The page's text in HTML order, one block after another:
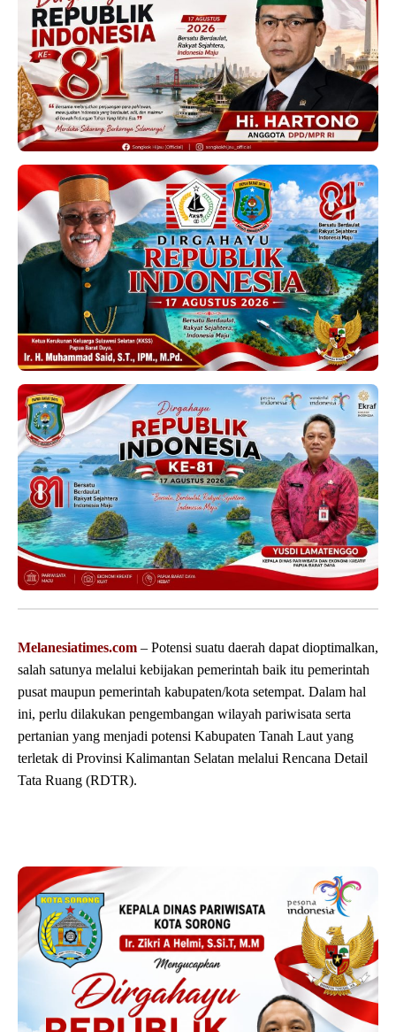
Melanesiatimes.com – Potensi suatu daerah dapat dioptimalkan,
salah satunya melalui kebijakan pemerintah baik itu pemerintah
pusat maupun pemerintah kabupaten/kota setempat. Dalam hal
ini, perlu dilakukan pengembangan wilayah pariwisata serta
pertanian yang menjadi potensi Kabupaten Tanah Laut yang
terletak di Provinsi Kalimantan Selatan melalui Rencana Detail
Tata Ruang (RDTR).